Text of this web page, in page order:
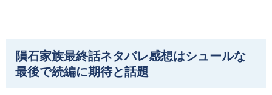
隕石家族最終話ネタバレ感想はシュールな
最後で続編に期待と話題